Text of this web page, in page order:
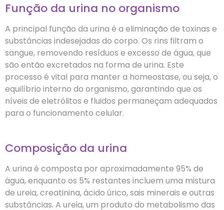
Função da urina no organismo
A principal função da urina é a eliminação de toxinas e
substâncias indesejadas do corpo. Os rins filtram o
sangue, removendo resíduos e excesso de água, que
são então excretados na forma de urina. Este
processo é vital para manter a homeostase, ou seja, o
equilíbrio interno do organismo, garantindo que os
níveis de eletrólitos e fluidos permaneçam adequados
para o funcionamento celular.
Composição da urina
A urina é composta por aproximadamente 95% de
água, enquanto os 5% restantes incluem uma mistura
de ureia, creatinina, ácido úrico, sais minerais e outras
substâncias. A ureia, um produto do metabolismo das